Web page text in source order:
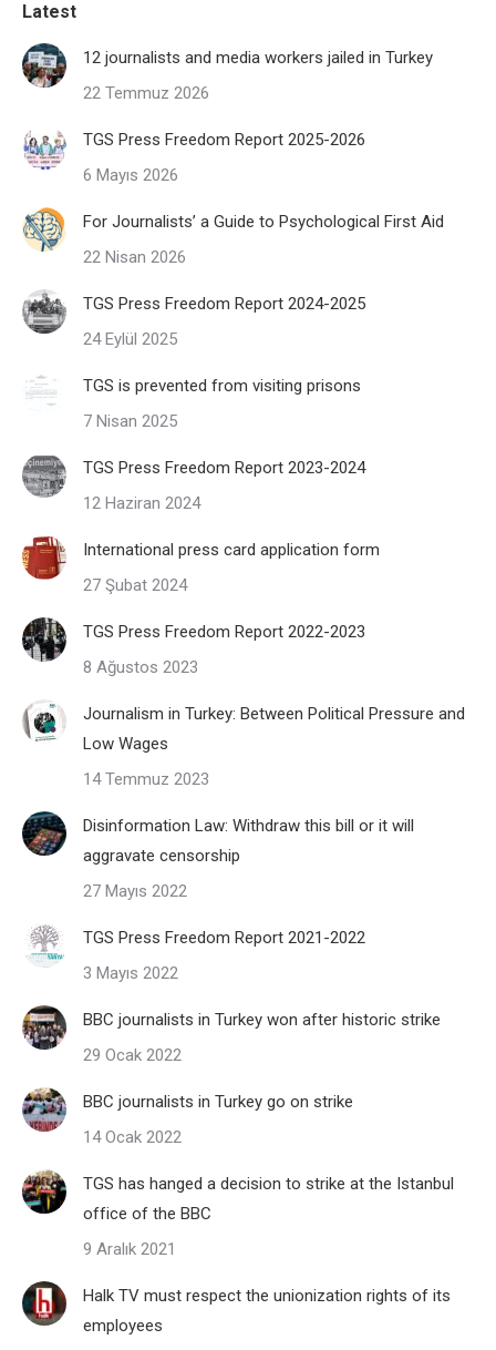
Latest
12 journalists and media workers jailed in Turkey
22 Temmuz 2026
TGS Press Freedom Report 2025-2026
6 Mayıs 2026
For Journalists’ a Guide to Psychological First Aid
22 Nisan 2026
TGS Press Freedom Report 2024-2025
24 Eylül 2025
TGS is prevented from visiting prisons
7 Nisan 2025
TGS Press Freedom Report 2023-2024
12 Haziran 2024
International press card application form
27 Şubat 2024
TGS Press Freedom Report 2022-2023
8 Ağustos 2023
Journalism in Turkey: Between Political Pressure and
Low Wages
14 Temmuz 2023
Disinformation Law: Withdraw this bill or it will
aggravate censorship
27 Mayıs 2022
TGS Press Freedom Report 2021-2022
3 Mayıs 2022
BBC journalists in Turkey won after historic strike
29 Ocak 2022
BBC journalists in Turkey go on strike
14 Ocak 2022
TGS has hanged a decision to strike at the Istanbul
office of the BBC
9 Aralık 2021
Halk TV must respect the unionization rights of its
employees